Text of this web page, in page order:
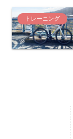
トレーニング